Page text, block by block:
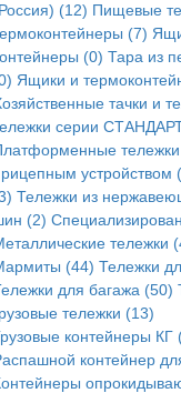
(12) Пищевые
(7)
(0) Тара из
Ящики и
тачки и
серии
устройством
Тележки из
(2)
тележки
(44) Тележки
для багажа (50)
тележки (13)
контейнеры КГ
контейнер